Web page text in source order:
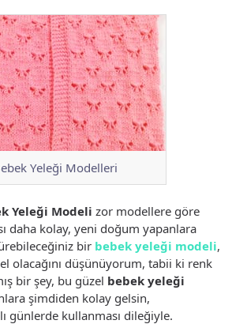
Yeleği Modelleri
Yeleği Modeli zor modellere göre
daha kolay, yeni doğum yapanlara
bir bebek yeleği modeli,
olacağını düşünüyorum, tabii ki renk
bir şey, bu güzel bebek yeleği
şimdiden kolay gelsin,
günlerde kullanması dileğiyle.